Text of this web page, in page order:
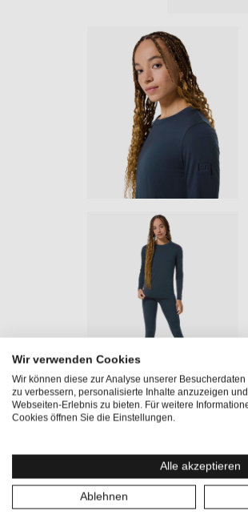
Produktinformationen
Minimalistisch, weich und mit dem
Ripp-Look und einem erhöhten
Alltag. Die BIO SUPER.WOOL
wärmendes, atmungsaktives
Wir verwenden Cookies
Wir können diese zur Analyse unserer
zu verbessern, personalisierte Inhalte anzuzeigen
Webseiten-Erlebnis zu bieten. Für weitere
Cookies öffnen Sie die Einstellungen.
Alle akzeptieren
Ablehnen